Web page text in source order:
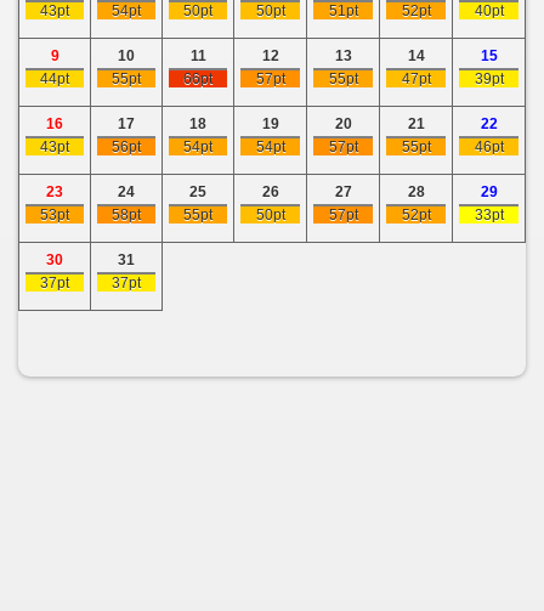
43pt
54pt
50pt
50pt
51pt
52pt
40pt
9
44pt
10
55pt
11
66pt
12
57pt
13
55pt
14
47pt
15
39pt
16
43pt
17
56pt
18
54pt
19
54pt
20
57pt
21
55pt
22
46pt
23
53pt
24
58pt
25
55pt
26
50pt
27
57pt
28
52pt
29
33pt
30
37pt
31
37pt